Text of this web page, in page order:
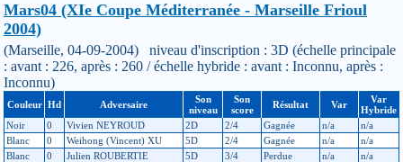
Mars04 (XIe Coupe Méditerranée - Marseille Frioul
2004)
(Marseille, 04-09-2004) niveau d'inscription : 3D (échelle principale
: avant : 226, après : 260 / échelle hybride : avant : Inconnu, après :
Inconnu)
Couleur Hd Adversaire
Son
niveau
Son
score
Résultat Var
Var
Hybride
Noir
0 Vivien NEYROUD 2D 2/4 Gagnée n/a
n/a
Blanc
0 Weihong (Vincent) XU 5D 2/4 Gagnée n/a
n/a
Blanc
0 Julien ROUBERTIE 5D 3/4 Perdue n/a n/a